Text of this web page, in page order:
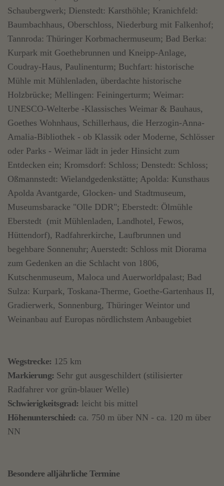
Schaubergwerk; Dienstedt: Karsthöhle; Kranichfeld:
Baumbachhaus, Oberschloss, Niederburg mit Falkenhof;
Tannroda: Thüringer Korbmachermuseum; Bad Berka:
Kurpark mit Goethebrunnen und Kneipp-Anlage,
Coudray-Haus, Paulinenturm; Buchfart: historische
Mühle mit Mühlenladen, überdachte historische
Holzbrücke; Mellingen: Feiningerturm; Weimar:
UNESCO-Welterbe -Klassisches Weimar & Bauhaus,
Goethes Wohnhaus, Schillerhaus, die Herzogin-Anna-
Amalia-Bibliothek - ob Klassik oder Moderne, Schlösser
oder Parks - Weimar lädt in jeder Hinsicht zum
Entdecken ein; Kromsdorf: Schloss; Denstedt: Schloss;
Oßmannstedt: Wielandgedenkstätte; Apolda: Kunsthaus
Apolda Avantgarde, Glocken- und Stadtmuseum,
Museumsbaracke "Olle DDR"; Eberstedt: Ölmühle
Eberstedt (mit Mühlenladen, Landhotel, Fewos,
Hüttendorf), Radfahrerkirche, Laufbrunnen und
begehbare Sonnenuhr; Auerstedt: Schloss mit Diorama
zum Gedenken an die Schlacht von 1806,
Kutschenmuseum, Maloca und Auerworldpalast; Bad
Sulza: Kurpark, Toskana-Therme, Goethe-Gartenhaus II,
Gradierwerk, Sonnenburg, Thüringer Weintor und
Weinanbau auf Europas nördlichstem Anbaugebiet
Wegstrecke: 125 km
Markierung: Sehr gut ausgeschildert (stilisierter
Radfahrer vor grün-blauer Welle)
Schwierigkeitsgrad: leicht bis mittel
Höhenunterschied: ca. 750 m über NN - ca. 120 m über
NN
Besondere alljährliche Termine